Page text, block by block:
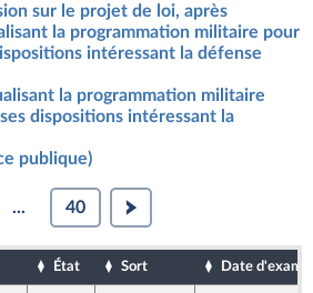
sur le projet de loi, après
la programmation militaire pour
intéressant la défense
la programmation militaire
dispositions intéressant la
publique)
... 40
État Sort Date d'examen